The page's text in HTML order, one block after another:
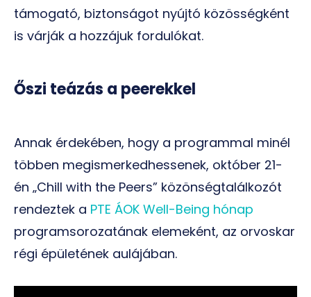
támogató, biztonságot nyújtó közösségként
is várják a hozzájuk fordulókat.
Őszi teázás a peerekkel
Annak érdekében, hogy a programmal minél
többen megismerkedhessenek, október 21-
én „Chill with the Peers” közönségtalálkozót
rendeztek a PTE ÁOK Well-Being hónap
programsorozatának elemeként, az orvoskar
régi épületének aulájában.